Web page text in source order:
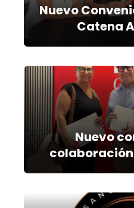
Nuevo
Catena
Nuevo